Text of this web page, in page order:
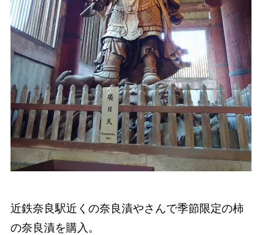
近鉄奈良駅近くの奈良漬やさんで季節限定の柿
の奈良漬を購入。